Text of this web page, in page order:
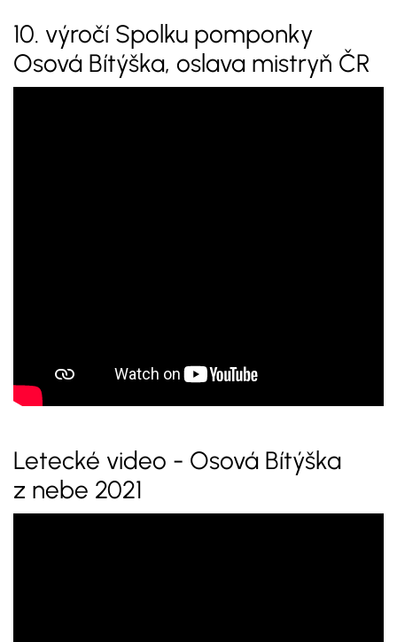
10. výročí Spolku pomponky
Osová Bítýška, oslava mistryň ČR
Letecké video - Osová Bítýška
z nebe 2021